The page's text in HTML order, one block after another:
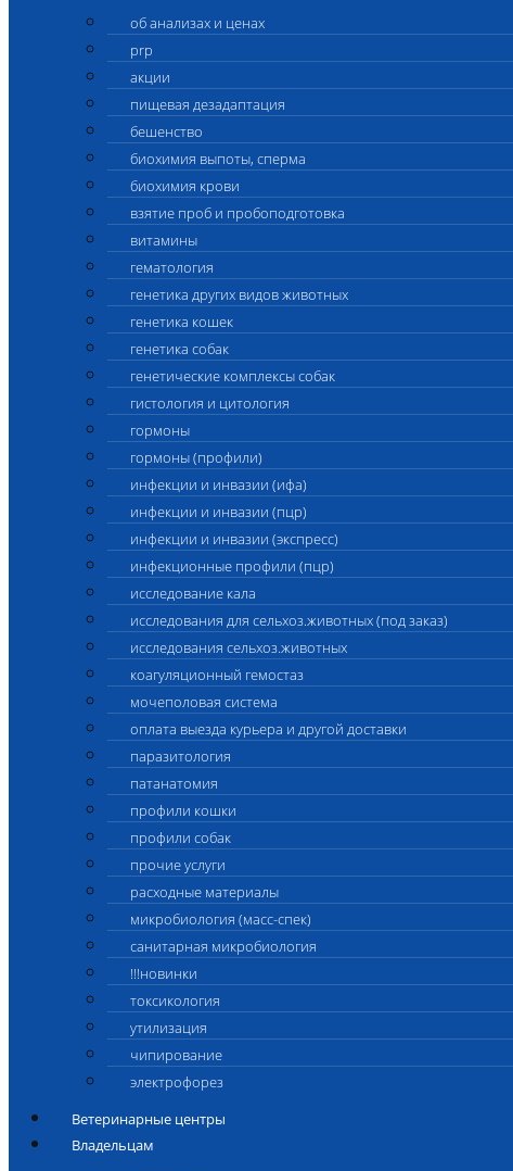
об анализах и ценах
prp
акции
пищевая дезадаптация
бешенство
биохимия выпоты, сперма
биохимия крови
взятие проб и пробоподготовка
витамины
гематология
генетика других видов животных
генетика кошек
генетика собак
генетические комплексы собак
гистология и цитология
гормоны
гормоны (профили)
инфекции и инвазии (ифа)
инфекции и инвазии (пцр)
инфекции и инвазии (экспресс)
инфекционные профили (пцр)
исследование кала
исследования для сельхоз.животных (под заказ)
исследования сельхоз.животных
коагуляционный гемостаз
мочеполовая система
оплата выезда курьера и другой доставки
паразитология
патанатомия
профили кошки
профили собак
прочие услуги
расходные материалы
микробиология (масс-спек)
санитарная микробиология
!!!новинки
токсикология
утилизация
чипирование
электрофорез
Ветеринарные центры
Владельцам